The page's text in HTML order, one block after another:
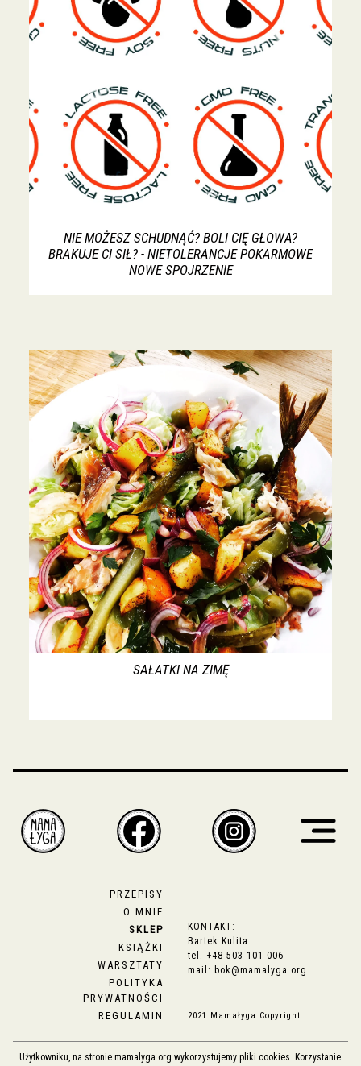
NIE MOŻESZ SCHUDNĄĆ? BOLI CIĘ GŁOWA?
BRAKUJE CI SIŁ? - NIETOLERANCJE POKARMOWE
NOWE SPOJRZENIE
SAŁATKI NA ZIMĘ
PRZEPISY
O MNIE
SKLEP
KSIĄŻKI
WARSZTATY
POLITYKA
PRYWATNOŚCI
REGULAMIN
KONTAKT:
Bartek Kulita
tel. +48 503 101 006
mail: bok@mamalyga.org
2021 Mamałyga Copyright
Użytkowniku, na stronie mamalyga.org wykorzystujemy pliki cookies. Korzystanie